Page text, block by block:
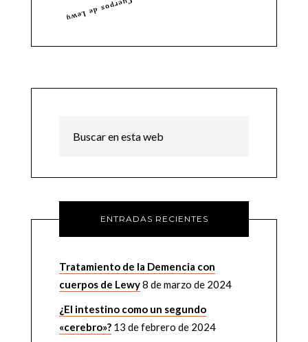
ENTRADAS RECIENTES
Tratamiento de la Demencia con
cuerpos de Lewy8 de marzo de 2024
¿El intestino como un segundo
«cerebro»? 13 de febrero de 2024